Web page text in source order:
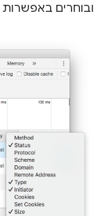
ובוחרים באפשרות